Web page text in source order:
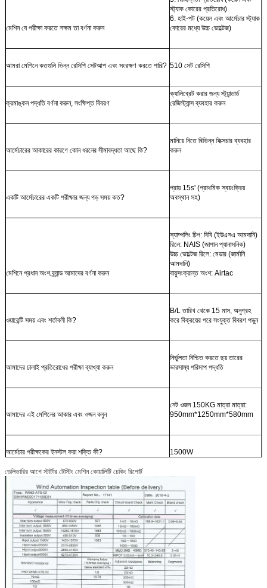
মেশিন যে পরীক্ষা করতে সক্ষম তা বর্ণনা করুন
স্ট্যাক কোরের প্রতিরোধ)
6. হাই-পট (কয়েল এবং আর্মেচার স্ট্যাক
কোরের মধ্যে উচ্চ ভোল্টেজ)
আমরা মেশিনে কতগুলি ভিন্ন রেসিপি সেটআপ এবং সংরক্ষণ করতে পারি? 510 সেট রেসিপি
ক্রমাঙ্কন পদ্ধতি বর্ণনা করুন, সংক্ষিপ্ত বিবরণ
ক্যালিব্রেট করার জন্য স্ট্যান্ডার্ড
রেজিস্ট্যান্স ব্যবহার করুন
আর্মেচারের আকারের কারণে কোন ধরনের সীমাবদ্ধতা আছে কি?
মানিয়ে নিতে বিভিন্ন ফিক্সচার ব্যবহার
করুন
একটি আর্মেচারের একটি পরীক্ষার জন্য গড় সময় কত?
প্রায় 15s' (প্রাথমিক স্বয়ংক্রিয়
অবস্থান সহ)
মেশিনে প্রধান অংশ ব্র্যান্ড আমাদের বর্ণনা করুন
স্যাম্পলিং চিপ: বিবি (ইউএসএ আমদানি)
রিলে: NAIS (জাপান প্যানাসনিক)
উচ্চ ভোল্টেজ রিলে: মেডার (জার্মানি
আমদানি)
বায়ুসংক্রান্ত অংশ: Airtac
ওয়ারেন্টি সময় এবং শর্তাবলী কি?
B/L তারিখ থেকে 15 মাস, অনুগ্রহ
করে বিক্রয়ের পরে সংযুক্ত বিবরণ পড়ুন
আমাদের ঢালাই প্রতিরোধের পরীক্ষা ব্যাখ্যা করুন
নির্ভুলতা নিশ্চিত করতে ছয় তারের
ভারসাম্য পরিমাপ পদ্ধতি
আমাদের এই মেশিনের আকার এবং ওজন বলুন
নেট ওজন 150KG মাত্রা মাত্রা:
950mm*1250mm*580mm
আর্মেচার পরীক্ষকের ইনস্টল করা শক্তি কী? 1500W
মেশিনটি 50Hz নাকি 60Hz?
50Hz বা 60Hz, এটা ঠিক আছে,
পরীক্ষার কোন প্রভাব নেই
ভোল্টেজ কি?
যদি আমি শর্ট সার্কিট সহ একটি আর্মেচার রাখি, মেশিনটি প্রত্যাখ্যান করার
আপনাকে রিসেট আপ করতে হবে না,
আপনি পরবর্তী আর্মেচারটি সরাসরি পরীক্ষা
ডেলিভারির আগে স্টার্টার টেস্টিং মেশিন কোয়ালিটি চেকিং রিপোর্ট